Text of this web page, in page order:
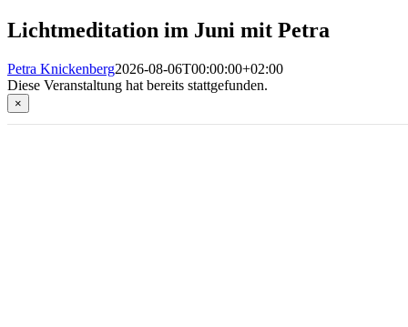
Lichtmeditation im Juni mit Petra
Petra Knickenberg2026-08-06T00:00:00+02:00
Diese Veranstaltung hat bereits stattgefunden.
×